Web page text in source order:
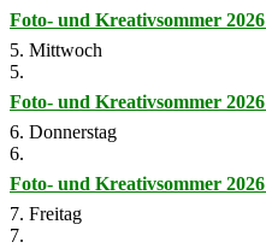
Foto- und Kreativsommer 2026
5. Mittwoch
5.
Foto- und Kreativsommer 2026
6. Donnerstag
6.
Foto- und Kreativsommer 2026
7. Freitag
7.